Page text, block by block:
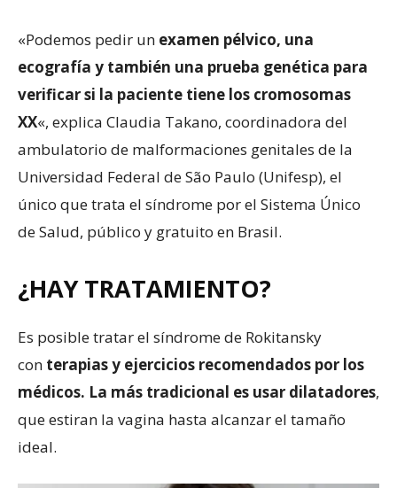
«Podemos pedir un examen pélvico, una
ecografía y también una prueba genética para
verificar si la paciente tiene los cromosomas
XX«, explica Claudia Takano, coordinadora del
ambulatorio de malformaciones genitales de la
Universidad Federal de São Paulo (Unifesp), el
único que trata el síndrome por el Sistema Único
de Salud, público y gratuito en Brasil.
¿HAY TRATAMIENTO?
Es posible tratar el síndrome de Rokitansky
con terapias y ejercicios recomendados por los
médicos. La más tradicional es usar dilatadores,
que estiran la vagina hasta alcanzar el tamaño
ideal.